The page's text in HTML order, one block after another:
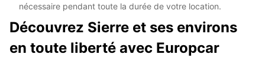
nécessaire pendant toute la durée de votre location.
Découvrez Sierre et ses environs
en toute liberté avec Europcar